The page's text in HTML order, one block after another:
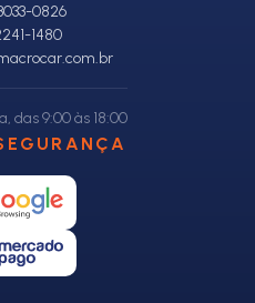
0826
1480
das 9:00 às 18:00